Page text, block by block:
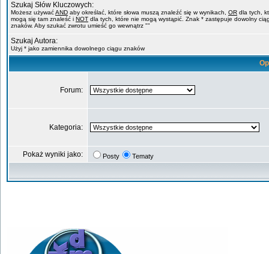
Szukaj Słów Kluczowych:
Możesz używaćAND aby określać, które słowa muszą znaleźć się w wynikach, OR dla tych,
mogą się tam znaleść i NOT dla tych, które nie mogą wystąpić. Znak * zastępuje dowolny
znaków. Aby szukać zwrotu umieść go wewnątrz ""
Szukaj Autora:
Użyj * jako zamiennika dowolnego ciągu znaków
Forum:
Kategoria:
Pokaż wyniki jako: Posty Tematy